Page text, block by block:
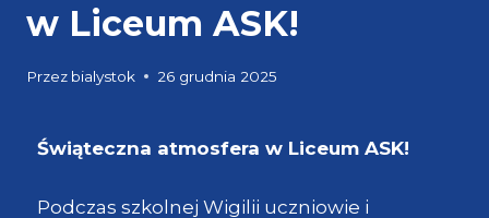
w Liceum ASK!
Przez bialystok 26 grudnia 2025
Świąteczna atmosfera w Liceum ASK!
Podczas szkolnej Wigilii uczniowie i